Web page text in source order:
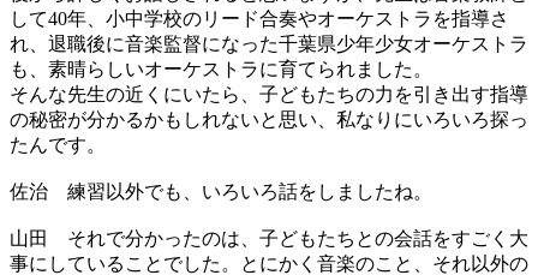
して40年、小中学校のリード合奏やオーケストラを指導さ
れ、退職後に音楽監督になった千葉県少年少女オーケストラ
も、素晴らしいオーケストラに育てられました。
そんな先生の近くにいたら、子どもたちの力を引き出す指導
の秘密が分かるかもしれないと思い、私なりにいろいろ探っ
たんです。
佐治 練習以外でも、いろいろ話をしましたね。
山田
それで分かったのは、子どもたちとの会話をすごく大
事にしていることでした。とにかく音楽のこと、それ以外の